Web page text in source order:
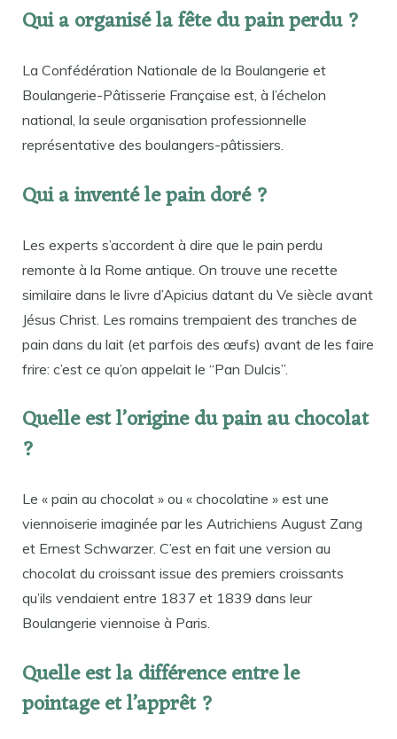
Qui a organisé la fête du pain perdu ?
La Confédération Nationale de la Boulangerie et
Boulangerie-Pâtisserie Française est, à l’échelon
national, la seule organisation professionnelle
représentative des boulangers-pâtissiers.
Qui a inventé le pain doré ?
Les experts s’accordent à dire que le pain perdu
remonte à la Rome antique. On trouve une recette
similaire dans le livre d’Apicius datant du Ve siècle avant
Jésus Christ. Les romains trempaient des tranches de
pain dans du lait (et parfois des œufs) avant de les faire
frire: c’est ce qu’on appelait le “Pan Dulcis”.
Quelle est l’origine du pain au chocolat
?
Le « pain au chocolat » ou « chocolatine » est une
viennoiserie imaginée par les Autrichiens August Zang
et Ernest Schwarzer. C’est en fait une version au
chocolat du croissant issue des premiers croissants
qu’ils vendaient entre 1837 et 1839 dans leur
Boulangerie viennoise à Paris.
Quelle est la différence entre le
pointage et l’apprêt ?